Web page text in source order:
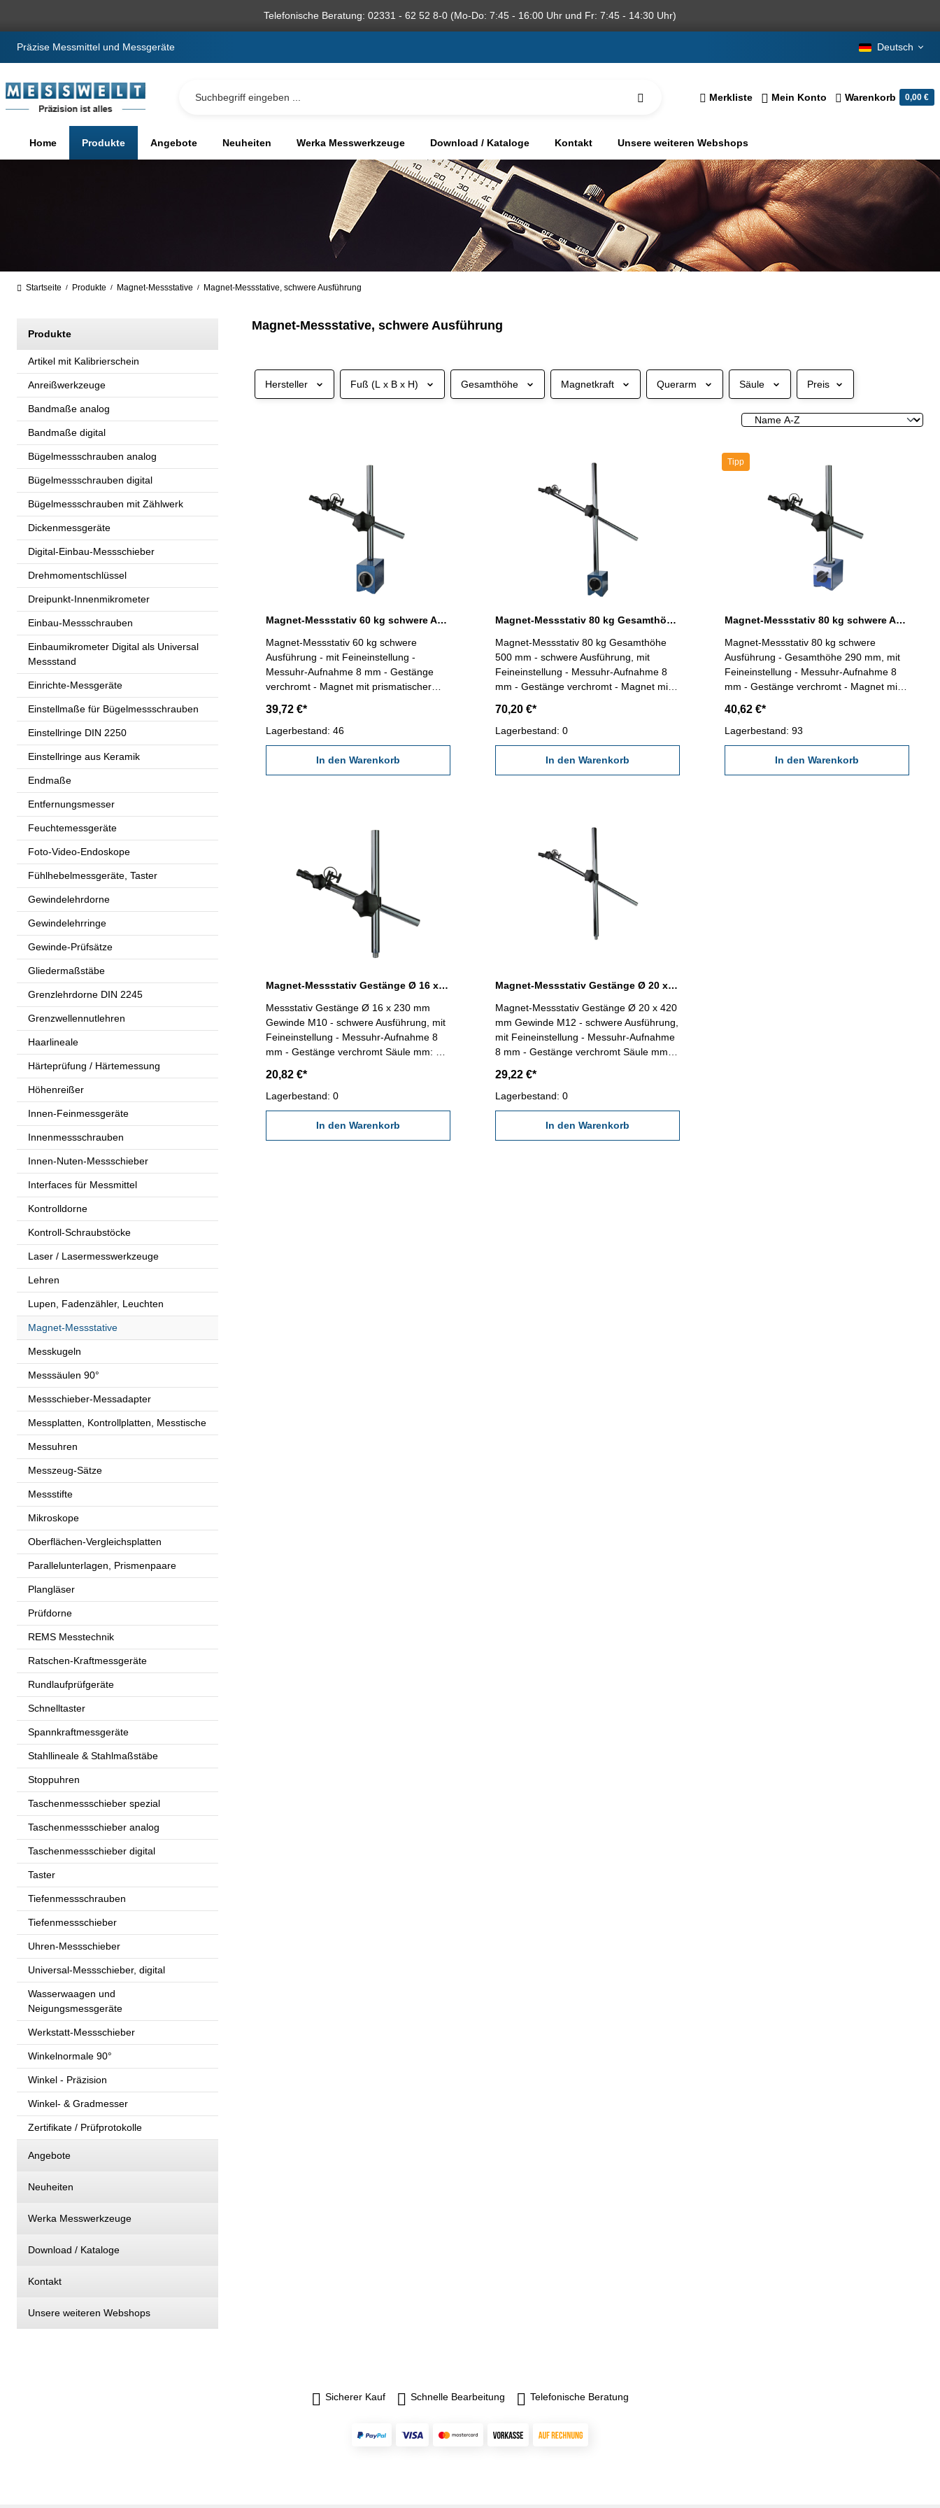
Telefonische Beratung: 02331 - 62 52 8-0 (Mo-Do: 7:45 - 16:00 Uhr und Fr: 7:45 - 14:30 Uhr)
Präzise Messmittel und Messgeräte Deutsch
Merkliste Mein Konto Warenkorb 0,00 €
Home Produkte Angebote Neuheiten Werka Messwerkzeuge Download / Kataloge Kontakt Unsere weiteren Webshops
Startseite / Produkte / Magnet-Messstative / Magnet-Messstative, schwere Ausführung
Produkte
Artikel mit Kalibrierschein
Anreißwerkzeuge
Bandmaße analog
Bandmaße digital
Bügelmessschrauben analog
Bügelmessschrauben digital
Bügelmessschrauben mit Zählwerk
Dickenmessgeräte
Digital-Einbau-Messschieber
Drehmomentschlüssel
Dreipunkt-Innenmikrometer
Einbau-Messschrauben
Einbaumikrometer Digital als Universal
Messstand
Einrichte-Messgeräte
Einstellmaße für Bügelmessschrauben
Einstellringe DIN 2250
Einstellringe aus Keramik
Endmaße
Entfernungsmesser
Feuchtemessgeräte
Foto-Video-Endoskope
Fühlhebelmessgeräte, Taster
Gewindelehrdorne
Gewindelehrringe
Gewinde-Prüfsätze
Gliedermaßstäbe
Grenzlehrdorne DIN 2245
Grenzwellennutlehren
Haarlineale
Härteprüfung / Härtemessung
Höhenreißer
Innen-Feinmessgeräte
Innenmessschrauben
Innen-Nuten-Messschieber
Interfaces für Messmittel
Kontrolldorne
Kontroll-Schraubstöcke
Laser / Lasermesswerkzeuge
Lehren
Lupen, Fadenzähler, Leuchten
Magnet-Messstative
Messkugeln
Messsäulen 90°
Messschieber-Messadapter
Messplatten, Kontrollplatten, Messtische
Messuhren
Messzeug-Sätze
Messstifte
Mikroskope
Oberflächen-Vergleichsplatten
Parallelunterlagen, Prismenpaare
Plangläser
Prüfdorne
REMS Messtechnik
Ratschen-Kraftmessgeräte
Rundlaufprüfgeräte
Schnelltaster
Spannkraftmessgeräte
Stahllineale & Stahlmaßstäbe
Stoppuhren
Taschenmessschieber spezial
Taschenmessschieber analog
Taschenmessschieber digital
Taster
Tiefenmessschrauben
Tiefenmessschieber
Uhren-Messschieber
Universal-Messschieber, digital
Wasserwaagen und
Neigungsmessgeräte
Werkstatt-Messschieber
Winkelnormale 90°
Winkel - Präzision
Winkel- & Gradmesser
Zertifikate / Prüfprotokolle
Angebote
Neuheiten
Werka Messwerkzeuge
Download / Kataloge
Kontakt
Unsere weiteren Webshops
Magnet-Messstative, schwere Ausführung
Hersteller Fuß (L x B x H) Gesamthöhe Magnetkraft Querarm Säule Preis
Magnet-Messstativ 60 kg schwere Ausführung Gesamthöhe 300 mm
Magnet-Messstativ 60 kg schwere
Ausführung - mit Feineinstellung -
Messuhr-Aufnahme 8 mm - Gestänge
verchromt - Magnet mit prismatischer
Gesamthöhe: 300 mm Magnetkraft: 60
kg Magnetfuß (LxBxH) mm: 55 x 46 x 70,
Gewinde M10 Säule mm: ø 16 x 230,
M10Querarm mm: ø 16 x 220
39,72 €*
Lagerbestand: 46
In den Warenkorb
Magnet-Messstativ 80 kg Gesamthöhe 500 mm schwere Ausführung
Magnet-Messstativ 80 kg Gesamthöhe
500 mm - schwere Ausführung, mit
Feineinstellung - Messuhr-Aufnahme 8
mm - Gestänge verchromt - Magnet mit
Schalter Gesamthöhe: 500 mm
Magnetkraft: 80 kg Magnetfuß (LxBxH)
mm: 75 x 60 x 80, Gewinde M12 Säule
mm: ø 20 x 420, M12Querarm mm: ø 16
x 390
70,20 €*
Lagerbestand: 0
In den Warenkorb
Tipp
Magnet-Messstativ 80 kg schwere Ausführung Gesamthöhe 290 mm
Magnet-Messstativ 80 kg schwere
Ausführung - Gesamthöhe 290 mm, mit
Feineinstellung - Messuhr-Aufnahme 8
mm - Gestänge verchromt - Magnet mit
Schalter Gesamthöhe: 290 mm
Magnetkraft: 80 kg Magnetfuß (LxBxH)
mm: 70 x 50 x 55, Gewinde M10 Säule
mm: ø 16 x 230, M10Querarm mm: ø 16
x 220
40,62 €*
Lagerbestand: 93
In den Warenkorb
Magnet-Messstativ Gestänge Ø 16 x 230 mm Gewinde M10 schwere Ausführung
Messstativ Gestänge Ø 16 x 230 mm
Gewinde M10 - schwere Ausführung, mit
Feineinstellung - Messuhr-Aufnahme 8
mm - Gestänge verchromt Säule mm: ø
20,82 €*
Lagerbestand: 0
In den Warenkorb
Magnet-Messstativ Gestänge Ø 20 x 420 mm Gewinde M12 schwere Ausführung
Magnet-Messstativ Gestänge Ø 20 x 420
mm Gewinde M12 - schwere Ausführung,
mit Feineinstellung - Messuhr-Aufnahme
8 mm - Gestänge verchromt Säule mm:
390
29,22 €*
Lagerbestand: 0
In den Warenkorb
Sicherer Kauf Schnelle Bearbeitung Telefonische Beratung